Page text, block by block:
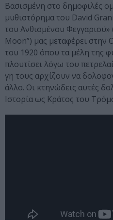
Βασισμένη στο δημοφιλές
μυθιστόρημα του David
του Ανθισμένου
Moon”) μας μεταφέρει στην
του 1920 όπου τα μέλη της
πλουτίσει λόγω του
γη τους αρχίζουν να
άλλο. Οι κτηνώδεις αυτές
Ιστορία ως Κράτος του